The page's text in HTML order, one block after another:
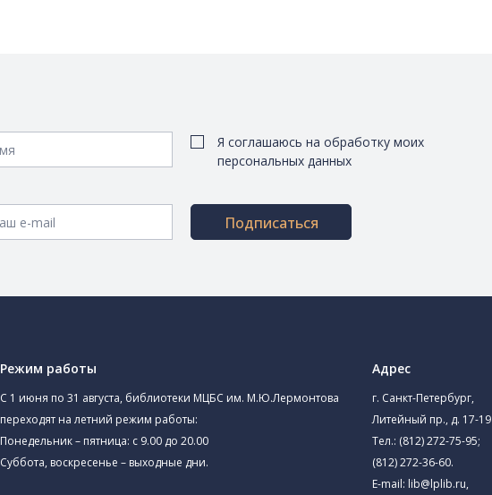
Я соглашаюсь на обработку моих
персональных данных
Подписаться
Режим работы
C 1 июня по 31 августа, библиотеки МЦБС им. М.Ю.Лермонтова
переходят на летний режим работы:
Понедельник – пятница: с 9.00 до 20.00
Суббота, воскресенье – выходные дни.
Адрес
г. Санкт-Петербург,
Литейный пр., д. 17-19
Тел.: (812) 272-75-95;
(812) 272-36-60.
E-mail: lib@lplib.ru,